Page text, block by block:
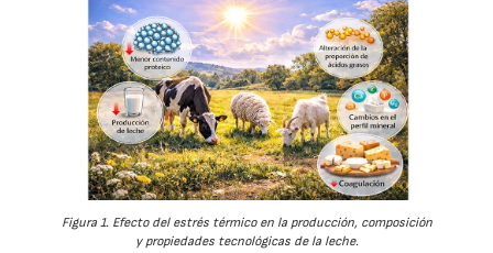
Figura 1. Efecto del estrés térmico en la producción, composición
y propiedades tecnológicas de la leche.